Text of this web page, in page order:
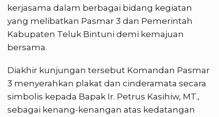
kerjasama dalam berbagai bidang kegiatan
yang melibatkan Pasmar 3 dan Pemerintah
Kabupaten Teluk Bintuni demi kemajuan
bersama.
Diakhir kunjungan tersebut Komandan Pasmar
3 menyerahkan plakat dan cinderamata secara
simbolis kepada Bapak Ir. Petrus Kasihiw, MT.,
sebagai kenang-kenangan atas kedatangan